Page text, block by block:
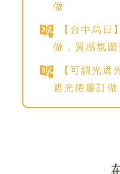
做
【台中烏
做，質感氛圍
【可調光
遮光捲簾訂做